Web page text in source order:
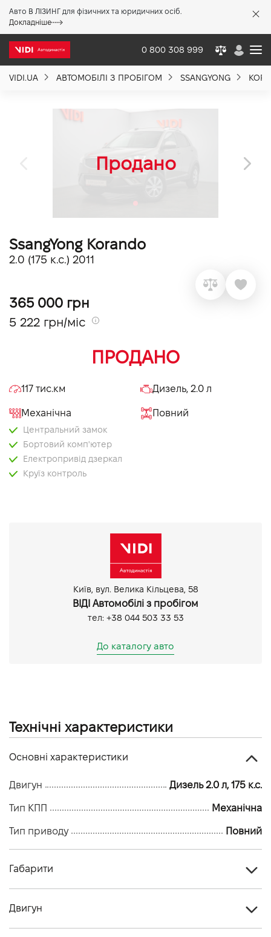
Авто В ЛІЗИНГ для фізичних та юридичних осіб.
Докладніше
0 800 308 999
VIDI.UA АВТОМОБІЛІ З ПРОБІГОМ SSANGYONG
SsangYong Korando
2.0 (175 к.с.) 2011
365 000 грн
5 222 грн/міс
ПРОДАНО
117 тис.км Дизель, 2.0 л
Механічна Повний
Центральний замок
Бортовий комп'ютер
Електропривід дзеркал
Круїз контроль
Київ, вул. Велика Кільцева, 58
ВІДІ Автомобілі з пробігом
тел: +38 044 503 33 53
До каталогу авто
Технічні характеристики
Основні характеристики
Двигун Дизель 2.0 л, 175 к.с.
Тип КПП Механічна
Тип приводу Повний
Габарити
Двигун
Вакансії
Контакти
Підпишись на наш канал та слідкуй за